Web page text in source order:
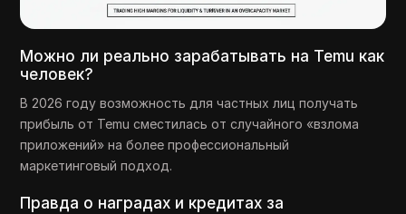
Можно ли реально зарабатывать на Temu как
человек?
В 2026 году возможность для частных лиц получать
прибыль от Temu сместилась от случайного «взлома
приложений» на более профессиональный
маркетинговый подход.
Правда о наградах и кредитах за